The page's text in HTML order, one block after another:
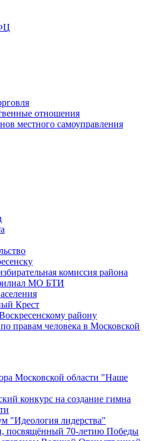
отношения
местного самоуправления
комиссия района
МО БТИ
Крест
району
правам человека в Московской
Московской области "Наше
конкурс на создание гимна
"Идеология лидерства"
посвящённый 70-летию Победы